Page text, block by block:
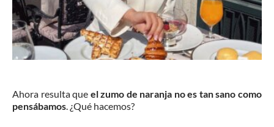
Ahora resulta que el zumo de naranja no es tan sano como
pensábamos. ¿Qué hacemos?